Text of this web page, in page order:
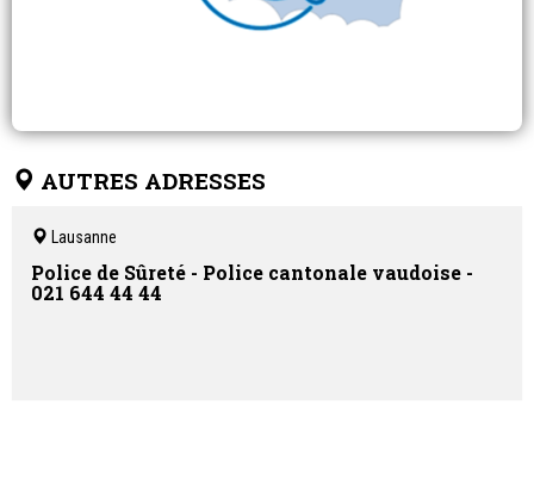
AUTRES ADRESSES
Lausanne
Police de Sûreté - Police cantonale vaudoise -
021 644 44 44